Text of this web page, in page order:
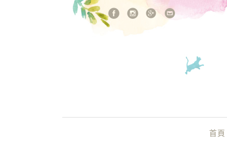
站內搜尋
首頁